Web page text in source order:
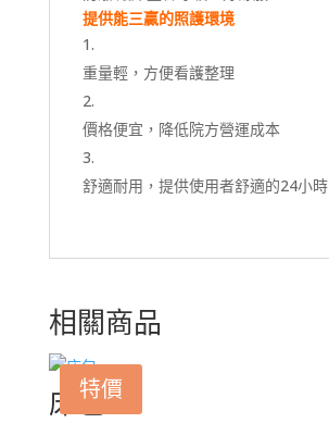
提供能三贏的照護環境
重量輕，方便看護整理
價格便宜，降低院方營運成本
舒適耐用，提供使用者舒適的24小時
相關商品
特價
床包